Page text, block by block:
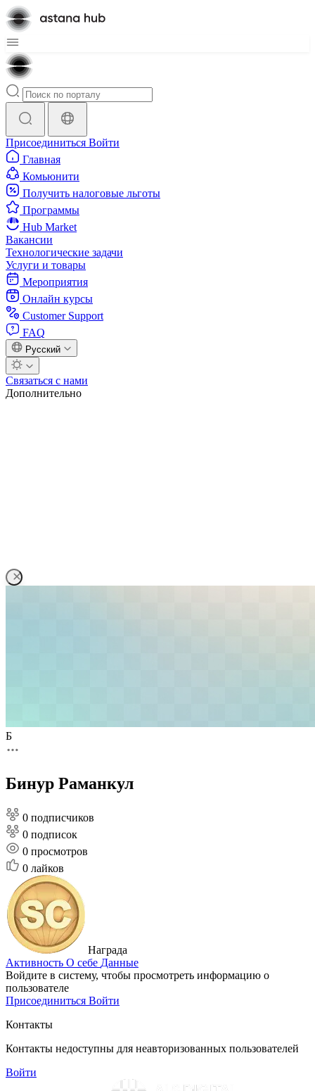
Присоединиться Войти
Главная
Комьюнити
Получить налоговые льготы
Программы
Hub Market
Вакансии
Технологические задачи
Услуги и товары
Мероприятия
Онлайн курсы
Customer Support
FAQ
Русский
Связаться с нами
Дополнительно
Б
Бинур Раманкул
0 подписчиков
0 подписок
0 просмотров
0 лайков
Награда
Активность О себе Данные
Войдите в систему, чтобы просмотреть информацию о
пользователе
Присоединиться Войти
Контакты
Контакты недоступны для неавторизованных пользователей
Войти